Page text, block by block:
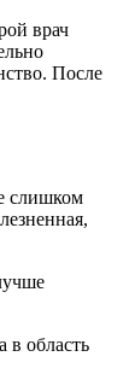
врач
После
слишком
в область